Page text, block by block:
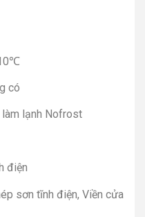
có
làm lạnh Nofrost
điện
sơn tĩnh điện, Viền cửa